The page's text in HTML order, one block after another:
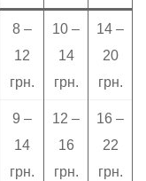
8 –
12
грн.
10 –
14
грн.
14 –
20
грн.
9 –
14
грн.
12 –
16
грн.
16 –
22
грн.